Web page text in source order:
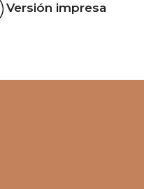
Versión impresa